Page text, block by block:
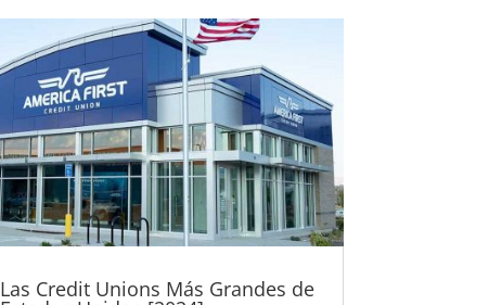
Las Credit Unions Más Grandes de